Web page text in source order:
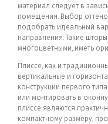
материал следует в
помещения. Выбор
подобрать идеальный
направления. Такие
многоцветными, иметь
Плиссе, как и
вертикальные и
конструкции первого
или монтировать в
плиссе являются
компактному размеру,